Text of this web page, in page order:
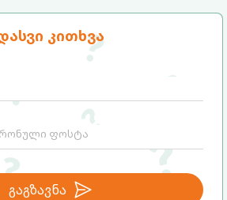
კითხვა
გაგზავნა